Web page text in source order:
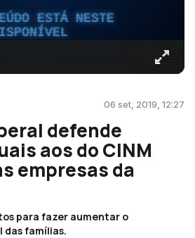
ESTÁ NESTE
06 set, 2019, 12:27
defende
aos do CINM
empresas da
para fazer aumentar o
das famílias.